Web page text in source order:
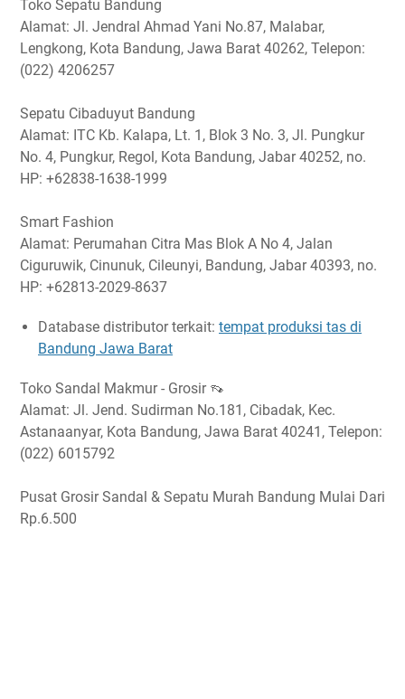
Toko Sepatu Bandung
Alamat: Jl. Jendral Ahmad Yani No.87, Malabar,
Lengkong, Kota Bandung, Jawa Barat 40262, Telepon:
(022) 4206257
Sepatu Cibaduyut Bandung
Alamat: ITC Kb. Kalapa, Lt. 1, Blok 3 No. 3, Jl. Pungkur
No. 4, Pungkur, Regol, Kota Bandung, Jabar 40252, no.
HP: +62838-1638-1999
Smart Fashion
Alamat: Perumahan Citra Mas Blok A No 4, Jalan
Ciguruwik, Cinunuk, Cileunyi, Bandung, Jabar 40393, no.
HP: +62813-2029-8637
Database distributor terkait: tempat produksi tas di
Bandung Jawa Barat
Toko Sandal Makmur - Grosir 👡
Alamat: Jl. Jend. Sudirman No.181, Cibadak, Kec.
Astanaanyar, Kota Bandung, Jawa Barat 40241, Telepon:
(022) 6015792
Pusat Grosir Sandal & Sepatu Murah Bandung Mulai Dari
Rp.6.500